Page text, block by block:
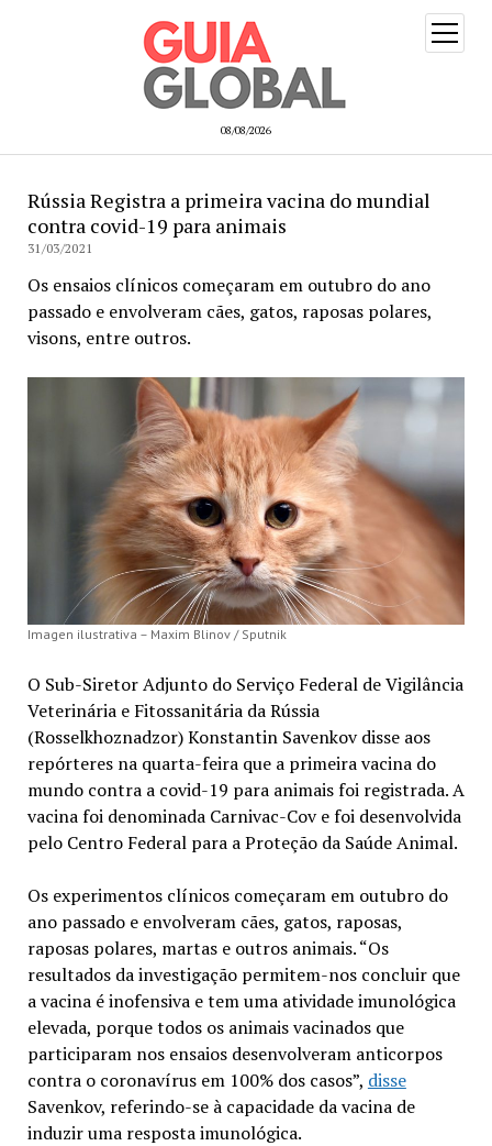
08/08/2026
open
menu
Rússia Registra a primeira vacina do mundial
contra covid-19 para animais
31/03/2021
Os ensaios clínicos começaram em outubro do ano
passado e envolveram cães, gatos, raposas polares,
visons, entre outros.
Imagen ilustrativa – Maxim Blinov / Sputnik
O Sub-Siretor Adjunto do Serviço Federal de Vigilância
Veterinária e Fitossanitária da Rússia
(Rosselkhoznadzor) Konstantin Savenkov disse aos
repórteres na quarta-feira que a primeira vacina do
mundo contra a covid-19 para animais foi registrada. A
vacina foi denominada Carnivac-Cov e foi desenvolvida
pelo Centro Federal para a Proteção da Saúde Animal.
Os experimentos clínicos começaram em outubro do
ano passado e envolveram cães, gatos, raposas,
raposas polares, martas e outros animais. “Os
resultados da investigação permitem-nos concluir que
a vacina é inofensiva e tem uma atividade imunológica
elevada, porque todos os animais vacinados que
participaram nos ensaios desenvolveram anticorpos
contra o coronavírus em 100% dos casos”, disse
Savenkov, referindo-se à capacidade da vacina de
induzir uma resposta imunológica.